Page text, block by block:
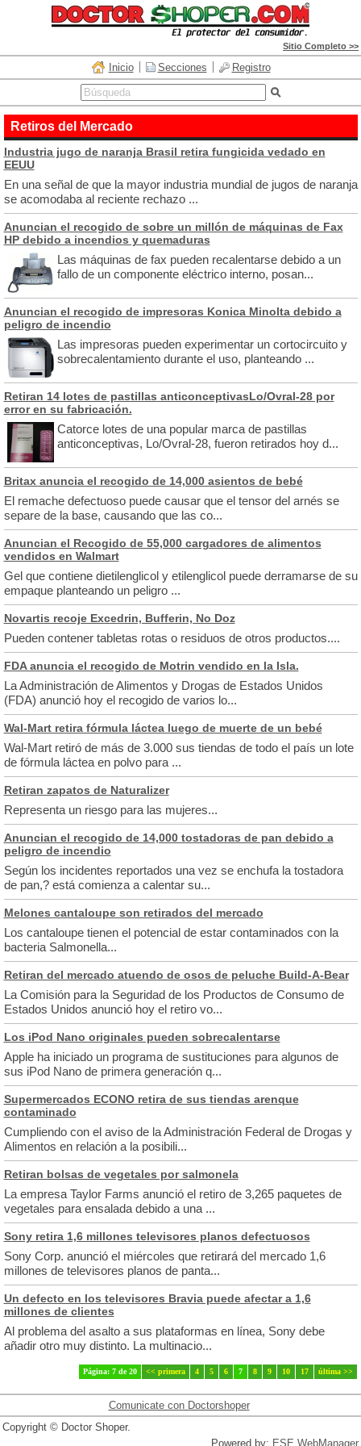
Sitio Completo >>
Inicio Secciones Registro
Retiros del Mercado
Industria jugo de naranja Brasil retira fungicida vedado en
EEUU
En una señal de que la mayor industria mundial de jugos de naranja
se acomodaba al reciente rechazo ...
Anuncian el recogido de sobre un millón de máquinas de Fax
HP debido a incendios y quemaduras
Las máquinas de fax pueden recalentarse debido a un
fallo de un componente eléctrico interno, posan...
Anuncian el recogido de impresoras Konica Minolta debido a
peligro de incendio
Las impresoras pueden experimentar un cortocircuito y
sobrecalentamiento durante el uso, planteando ...
Retiran 14 lotes de pastillas anticonceptivasLo/Ovral-28 por
error en su fabricación.
Catorce lotes de una popular marca de pastillas
anticonceptivas, Lo/Ovral-28, fueron retirados hoy d...
Britax anuncia el recogido de 14,000 asientos de bebé
El remache defectuoso puede causar que el tensor del arnés se
separe de la base, causando que las co...
Anuncian el Recogido de 55,000 cargadores de alimentos
vendidos en Walmart
Gel que contiene dietilenglicol y etilenglicol puede derramarse de su
empaque planteando un peligro ...
Novartis recoje Excedrin, Bufferin, No Doz
Pueden contener tabletas rotas o residuos de otros productos....
FDA anuncia el recogido de Motrin vendido en la Isla.
La Administración de Alimentos y Drogas de Estados Unidos
(FDA) anunció hoy el recogido de varios lo...
Wal-Mart retira fórmula láctea luego de muerte de un bebé
Wal-Mart retiró de más de 3.000 sus tiendas de todo el país un lote
de fórmula láctea en polvo para ...
Retiran zapatos de Naturalizer
Representa un riesgo para las mujeres...
Anuncian el recogido de 14,000 tostadoras de pan debido a
peligro de incendio
Según los incidentes reportados una vez se enchufa la tostadora
de pan,? está comienza a calentar su...
Melones cantaloupe son retirados del mercado
Los cantaloupe tienen el potencial de estar contaminados con la
bacteria Salmonella...
Retiran del mercado atuendo de osos de peluche Build-A-Bear
La Comisión para la Seguridad de los Productos de Consumo de
Estados Unidos anunció hoy el retiro vo...
Los iPod Nano originales pueden sobrecalentarse
Apple ha iniciado un programa de sustituciones para algunos de
sus iPod Nano de primera generación q...
Supermercados ECONO retira de sus tiendas arenque
contaminado
Cumpliendo con el aviso de la Administración Federal de Drogas y
Alimentos en relación a la posibili...
Retiran bolsas de vegetales por salmonela
La empresa Taylor Farms anunció el retiro de 3,265 paquetes de
vegetales para ensalada debido a una ...
Sony retira 1,6 millones televisores planos defectuosos
Sony Corp. anunció el miércoles que retirará del mercado 1,6
millones de televisores planos de panta...
Un defecto en los televisores Bravia puede afectar a 1,6
millones de clientes
Al problema del asalto a sus plataformas en línea, Sony debe
añadir otro muy distinto. La multinacio...
Página: 7 de 20 << primera 4 5 6 7 8 9 10 17 última >>
Comunicate con Doctorshoper
Copyright © Doctor Shoper.
Powered by: ESE WebManager